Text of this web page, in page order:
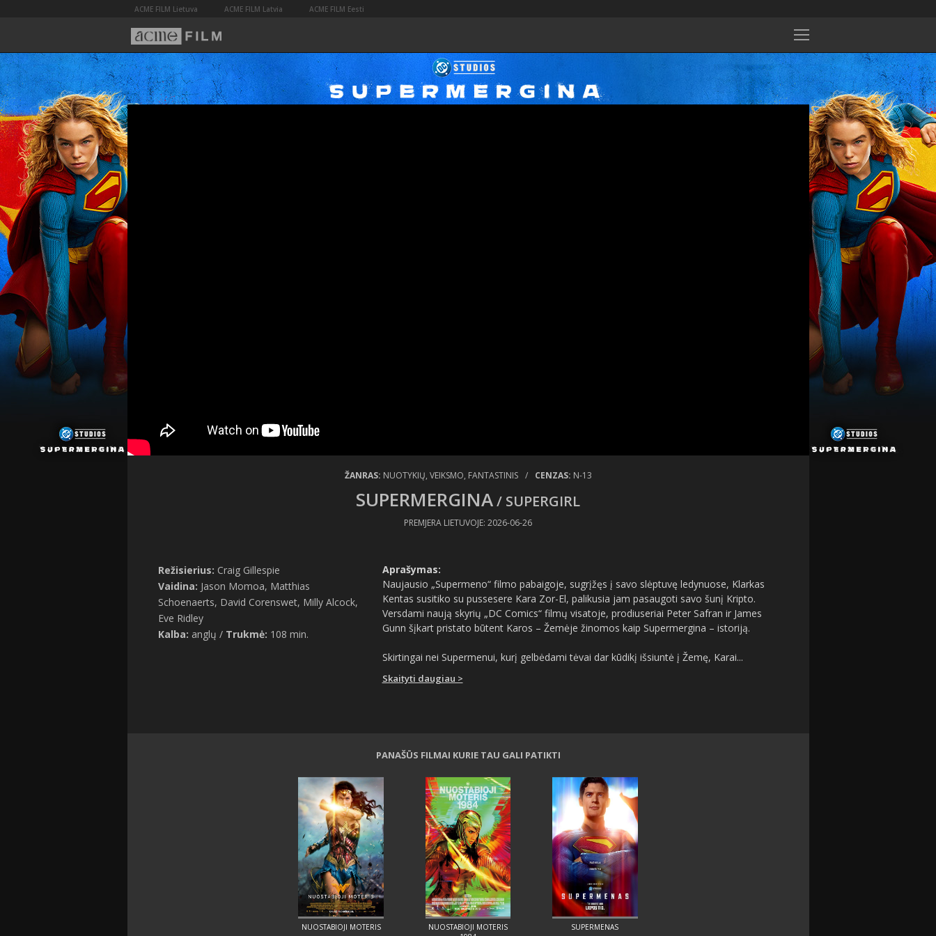
ACME FILM Lietuva ACME FILM Latvia ACME FILM Eesti
ŽANRAS: NUOTYKIŲ, VEIKSMO, FANTASTINIS / CENZAS: N-13
SUPERMERGINA/ SUPERGIRL
PREMJERA LIETUVOJE: 2026-06-26
Režisierius: Craig Gillespie
Vaidina: Jason Momoa, Matthias
Schoenaerts, David Corenswet, Milly Alcock,
Eve Ridley
Kalba: anglų / Trukmė: 108 min.
Aprašymas:
Naujausio „Supermeno“ filmo pabaigoje, sugrįžęs į savo slėptuvę ledynuose, Klarkas
Kentas susitiko su pussesere Kara Zor-El, palikusia jam pasaugoti savo šunį Kripto.
Versdami naują skyrių „DC Comics“ filmų visatoje, prodiuseriai Peter Safran ir James
Gunn šįkart pristato būtent Karos – Žemėje žinomos kaip Supermergina – istoriją.
Skirtingai nei Supermenui, kurį gelbėdami tėvai dar kūdikį išsiuntė į Žemę, Karai...
Skaityti daugiau >
PANAŠŪS FILMAI KURIE TAU GALI PATIKTI
NUOSTABIOJI MOTERIS
NUOSTABIOJI MOTERIS
SUPERMENAS